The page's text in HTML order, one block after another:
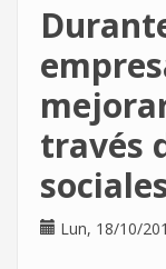
en
través
Lun, 18/10/